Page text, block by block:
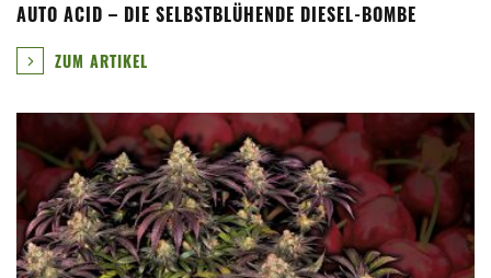
AUTO ACID – DIE SELBSTBLÜHENDE DIESEL-BOMBE
ZUM ARTIKEL